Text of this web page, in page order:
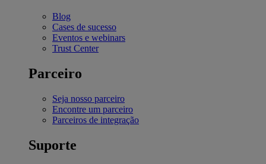
Blog
Cases de sucesso
Eventos e webinars
Trust Center
Parceiro
Seja nosso parceiro
Encontre um parceiro
Parceiros de integração
Suporte